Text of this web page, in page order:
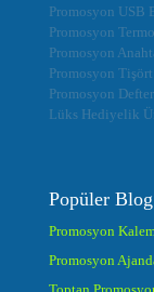
Promosyon USB
Promosyon
Promosyon
Promosyon Tişört
Promosyon
Lüks Hediyelik
Popüler
Promosyon
Promosyon